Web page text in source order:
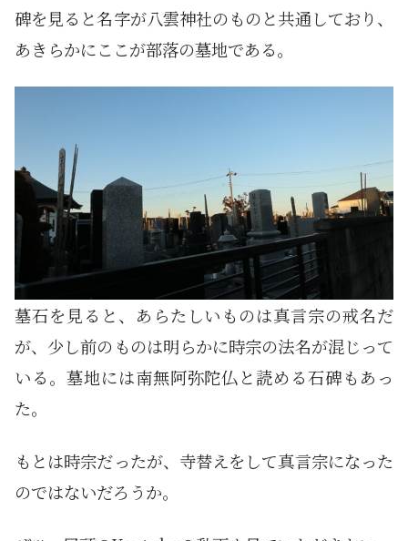
碑を見ると名字が八雲神社のものと共通しており、
あきらかにここが部落の墓地である。
墓石を見ると、あらたしいものは真言宗の戒名だ
が、少し前のものは明らかに時宗の法名が混じって
いる。墓地には南無阿弥陀仏と読める石碑もあっ
た。
もとは時宗だったが、寺替えをして真言宗になった
のではないだろうか。